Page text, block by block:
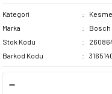
Kategori
Marka
Bosch
Stok Kodu
Barkod Kodu